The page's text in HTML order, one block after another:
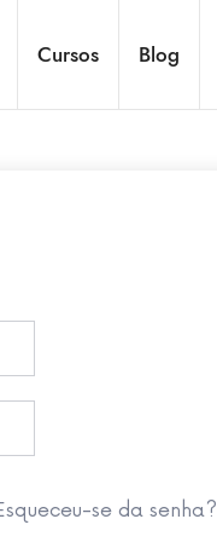
Cursos Blog
se da senha?